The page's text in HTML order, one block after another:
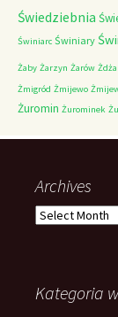
Świedziebnia
Świniarc Świniary
Żaby Żarzyn Żarów
Żmigród Żmijewo
Żuromin Żurominek
Archives
Archives
Kategoria